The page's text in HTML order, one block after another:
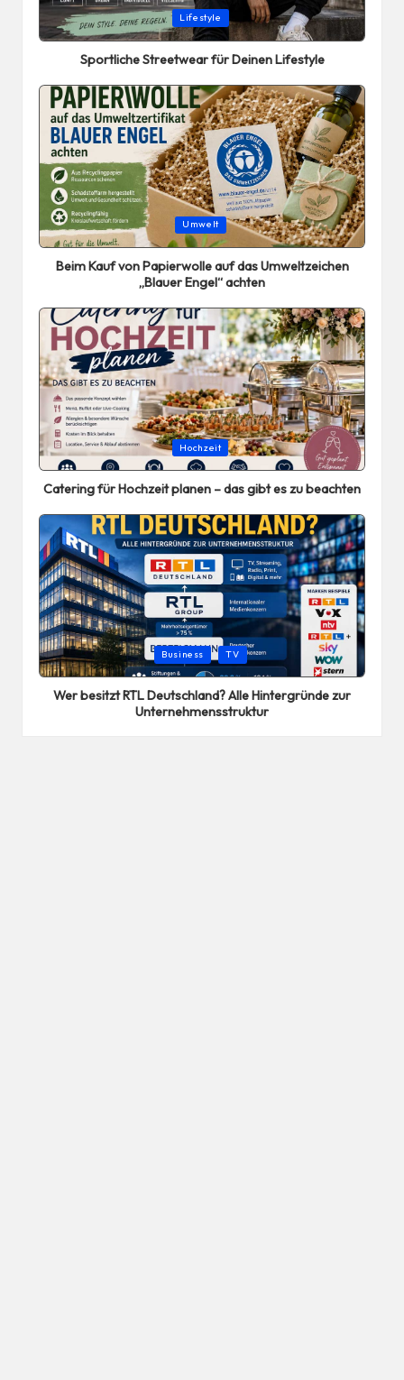
Posted
in
Lifestyle
Sportliche Streetwear für Deinen Lifestyle
Posted
in
Umwelt
Beim Kauf von Papierwolle auf das Umweltzeichen
„Blauer Engel“ achten
Posted
in
Hochzeit
Catering für Hochzeit planen – das gibt es zu beachten
Posted
in
Business TV
Wer besitzt RTL Deutschland? Alle Hintergründe zur
Unternehmensstruktur